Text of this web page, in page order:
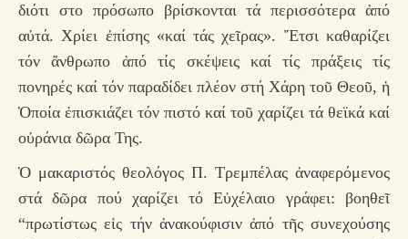
διότι στο πρόσωπο βρίσκονται τά περισσότερα ἀπό
αὐτά. Χρίει ἐπίσης «καί τάς χεῖρας». Ἔτσι καθαρίζει
τόν ἄνθρωπο ἀπό τίς σκέψεις καί τίς πράξεις τίς
πονηρές καί τόν παραδίδει πλέον στή Χάρη τοῦ Θεοῦ, ἡ
Ὁποία ἐπισκιάζει τόν πιστό καί τοῦ χαρίζει τά θεϊκά καί
οὐράνια δῶρα Της.
Ὁ μακαριστός θεολόγος Π. Τρεμπέλας ἀναφερόμενος
στά δῶρα πού χαρίζει τό Εὐχέλαιο γράφει: βοηθεῖ
“πρωτίστως εἰς τήν ἀνακούφισιν ἀπό τῆς συνεχούσης